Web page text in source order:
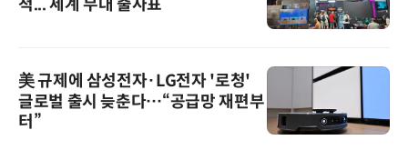
척... 세계 무대 출사표
美 규제에 삼성전자·LG전자 '로청'
글로벌 출시 늦춘다…“공급망 재편부
터”